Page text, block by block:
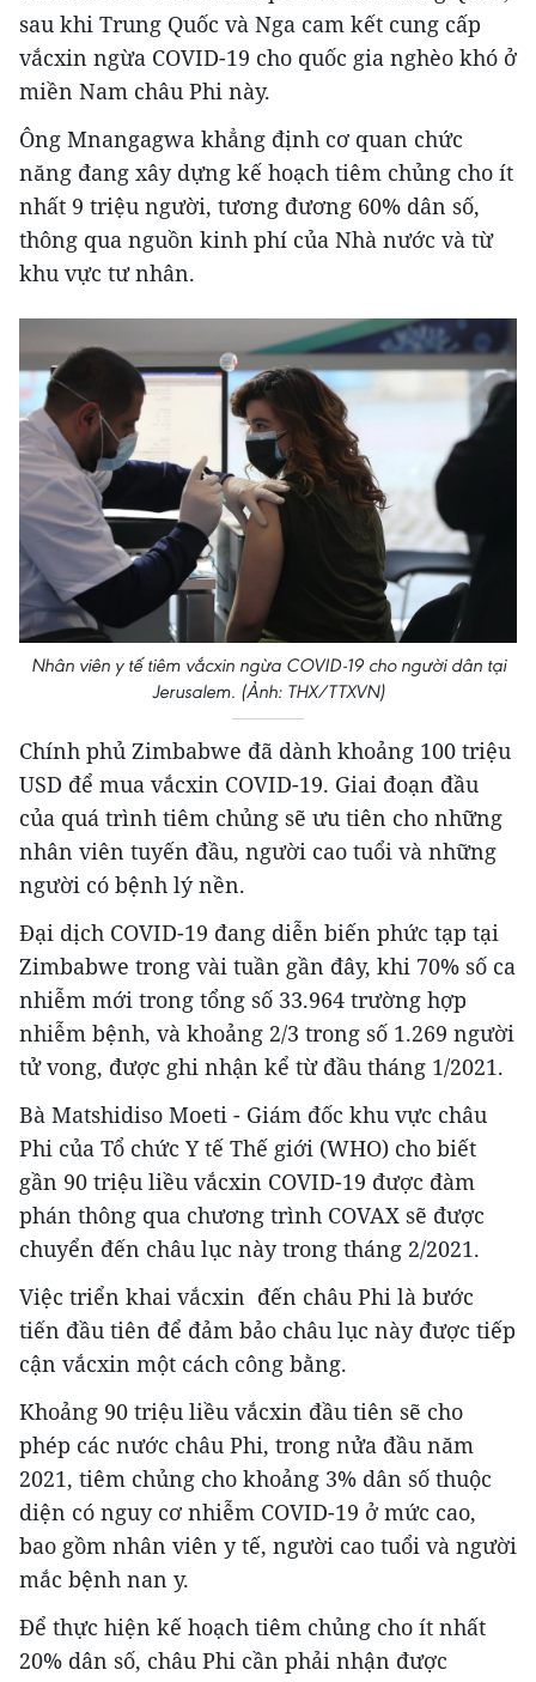
sau khi Trung Quốc và Nga cam kết cung cấp
vắcxin ngừa COVID-19 cho quốc gia nghèo khó ở
miền Nam châu Phi này.
Ông Mnangagwa khẳng định cơ quan chức
năng đang xây dựng kế hoạch tiêm chủng cho ít
nhất 9 triệu người, tương đương 60% dân số,
thông qua nguồn kinh phí của Nhà nước và từ
khu vực tư nhân.
Nhân viên y tế tiêm vắcxin ngừa COVID-19 cho người dân tại
Jerusalem. (Ảnh: THX/TTXVN)
Chính phủ Zimbabwe đã dành khoảng 100 triệu
USD để mua vắcxin COVID-19. Giai đoạn đầu
của quá trình tiêm chủng sẽ ưu tiên cho những
nhân viên tuyến đầu, người cao tuổi và những
người có bệnh lý nền.
Đại dịch COVID-19 đang diễn biến phức tạp tại
Zimbabwe trong vài tuần gần đây, khi 70% số ca
nhiễm mới trong tổng số 33.964 trường hợp
nhiễm bệnh, và khoảng 2/3 trong số 1.269 người
tử vong, được ghi nhận kể từ đầu tháng 1/2021.
Bà Matshidiso Moeti - Giám đốc khu vực châu
Phi của Tổ chức Y tế Thế giới (WHO) cho biết
gần 90 triệu liều vắcxin COVID-19 được đàm
phán thông qua chương trình COVAX sẽ được
chuyển đến châu lục này trong tháng 2/2021.
Việc triển khai vắcxin đến châu Phi là bước
tiến đầu tiên để đảm bảo châu lục này được tiếp
cận vắcxin một cách công bằng.
Khoảng 90 triệu liều vắcxin đầu tiên sẽ cho
phép các nước châu Phi, trong nửa đầu năm
2021, tiêm chủng cho khoảng 3% dân số thuộc
diện có nguy cơ nhiễm COVID-19 ở mức cao,
bao gồm nhân viên y tế, người cao tuổi và người
mắc bệnh nan y.
Để thực hiện kế hoạch tiêm chủng cho ít nhất
20% dân số, châu Phi cần phải nhận được